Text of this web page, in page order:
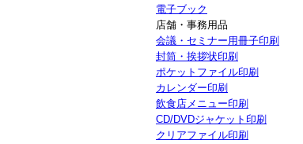
電子ブック
店舗・事務用品
会議・セミナー用冊子印刷
封筒・挨拶状印刷
ポケットファイル印刷
カレンダー印刷
飲食店メニュー印刷
CD/DVDジャケット印刷
クリアファイル印刷